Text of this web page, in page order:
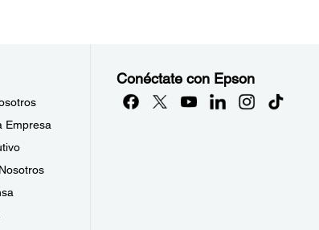
Empresa
Conéctate con Epson